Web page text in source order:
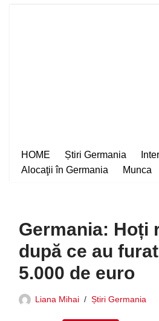
HOME Știri Germania
Alocaţii în Germania
Munca
Germania: Hoți
după ce au
5.000 de euro
Liana Mihai Știri Germania